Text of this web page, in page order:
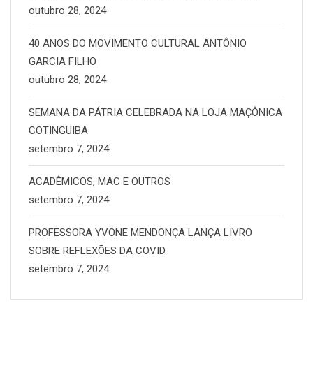
outubro 28, 2024
40 ANOS DO MOVIMENTO CULTURAL ANTÔNIO
GARCIA FILHO
outubro 28, 2024
SEMANA DA PÁTRIA CELEBRADA NA LOJA MAÇÔNICA
COTINGUIBA
setembro 7, 2024
ACADÊMICOS, MAC E OUTROS
setembro 7, 2024
PROFESSORA YVONE MENDONÇA LANÇA LIVRO
SOBRE REFLEXÕES DA COVID
setembro 7, 2024